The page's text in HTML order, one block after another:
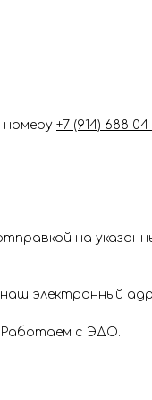
номеру +7 (914) 688 04
на
электронный
Работаем с ЭДО.